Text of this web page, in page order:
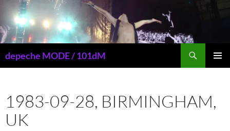
Przejdź
treści
depeche MODE / 101dM
1983-09-28, BIRMINGHAM,
UK